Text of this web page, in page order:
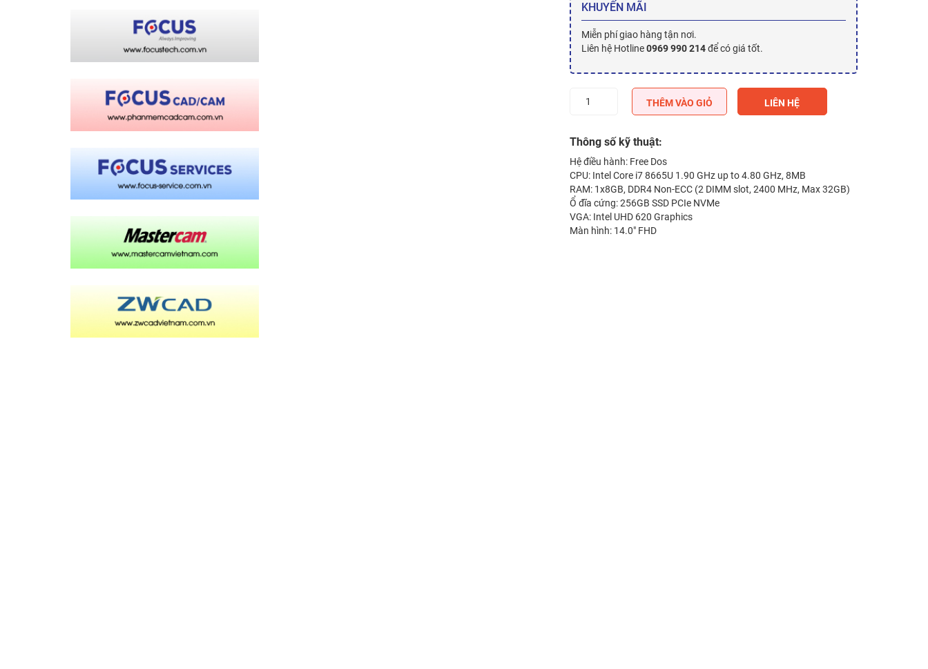
KHUYẾN MÃI
Miễn phí giao hàng tận nơi.
Liên hệ Hotline0969 990 214để có giá tốt.
7400
70194805
số
lượng
THÊM VÀO GIỎ LIÊN HỆ
Thông số kỹ thuật:
Hệ điều hành: Free Dos
CPU: Intel Core i7 8665U 1.90 GHz up to 4.80 GHz, 8MB
RAM: 1x8GB, DDR4 Non-ECC (2 DIMM slot, 2400 MHz, Max 32GB)
Ổ đĩa cứng: 256GB SSD PCIe NVMe
VGA: Intel UHD 620 Graphics
Màn hình: 14.0″ FHD